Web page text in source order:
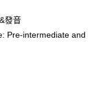
發音
Pre-intermediate and